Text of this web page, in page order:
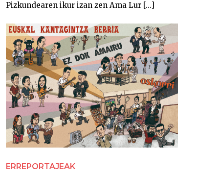
Pizkundearen ikur izan zen Ama Lur [...]
ERREPORTAJEAK